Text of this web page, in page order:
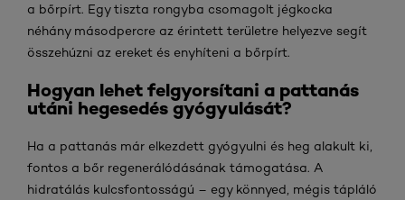
a bőrpírt. Egy tiszta rongyba csomagolt jégkocka
néhány másodpercre az érintett területre helyezve segít
összehúzni az ereket és enyhíteni a bőrpírt.
Hogyan lehet felgyorsítani a pattanás
utáni hegesedés gyógyulását?
Ha a pattanás már elkezdett gyógyulni és heg alakult ki,
fontos a bőr regenerálódásának támogatása. A
hidratálás kulcsfontosságú – egy könnyed, mégis tápláló